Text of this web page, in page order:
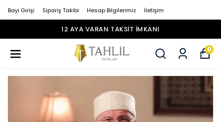
Bayi Girişi Sipariş Takibi Hesap Bilgilerimiz İletişim
1500 TL ÜZERI ÜCRETSIZ KARGO
0